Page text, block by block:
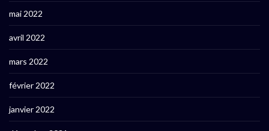
mai 2022
avril 2022
mars 2022
février 2022
janvier 2022